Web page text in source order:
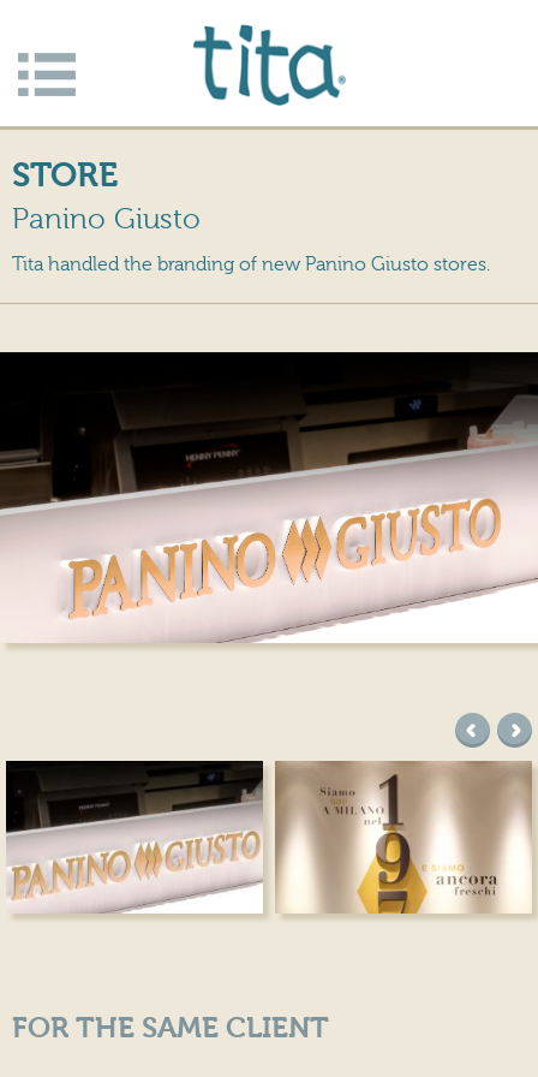
menu
STORE
Panino Giusto
Tita handled the branding of new Panino Giusto stores.
FOR THE SAME CLIENT